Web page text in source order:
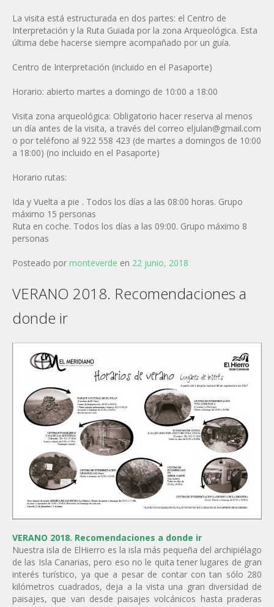
La visita está estructurada en dos partes: el Centro de
Interpretación y la Ruta Guiada por la zona Arqueológica. Esta
última debe hacerse siempre acompañado por un guía.
Centro de Interpretación (incluido en el Pasaporte)
Horario: abierto martes a domingo de 10:00 a 18:00
Visita zona arqueológica: Obligatorio hacer reserva al menos
un día antes de la visita, a través del correo eljulan@gmail.com
o por teléfono al 922 558 423 (de martes a domingos de 10:00
a 18:00) (no incluido en el Pasaporte)
Horario rutas:
Ida y Vuelta a pie . Todos los días a las 08:00 horas. Grupo
máximo 15 personas
Ruta en coche. Todos los días a las 09:00. Grupo máximo 8
personas
Posteado por monteverde en 22 junio, 2018
VERANO 2018. Recomendaciones a
donde ir
VERANO 2018. Recomendaciones a donde ir
Nuestra isla de ElHierro es la isla más pequeña del archipiélago
de las Isla Canarias, pero eso no le quita tener lugares de gran
interés turístico, ya que a pesar de contar con tan sólo 280
kilómetros cuadrados, deja a la vista una gran diversidad de
paisajes, que van desde paisajes volcánicos hasta praderas